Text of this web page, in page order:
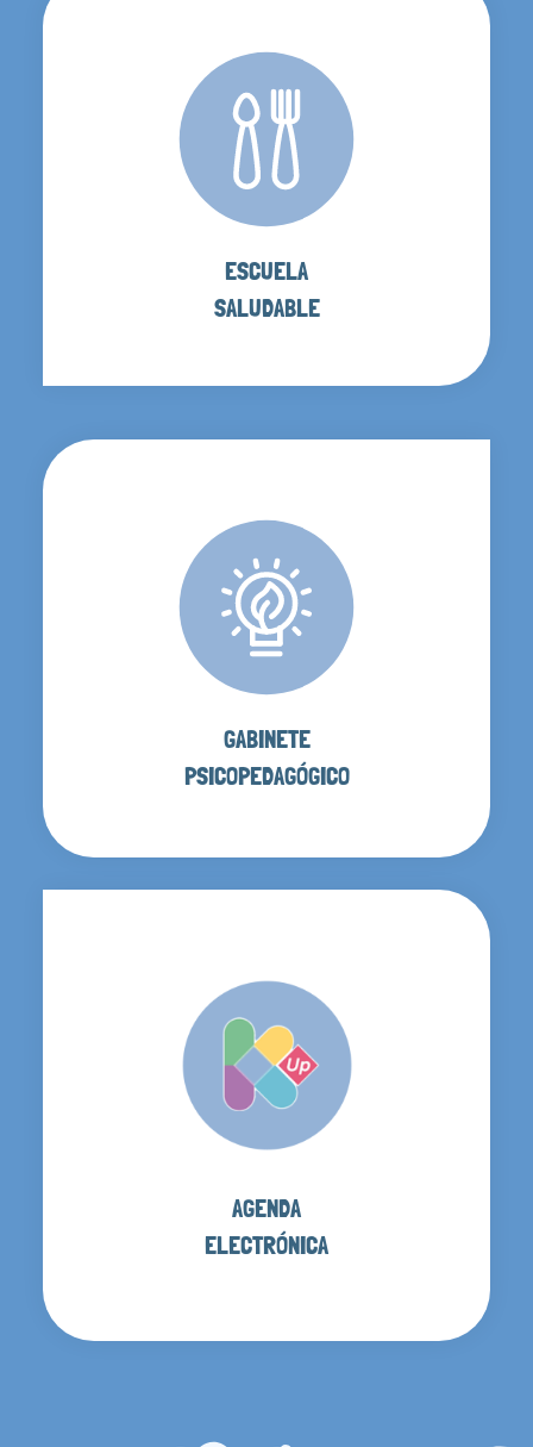
ESCUELA
SALUDABLE
GABINETE
PSICOPEDAGÓGICO
AGENDA
ELECTRÓNICA